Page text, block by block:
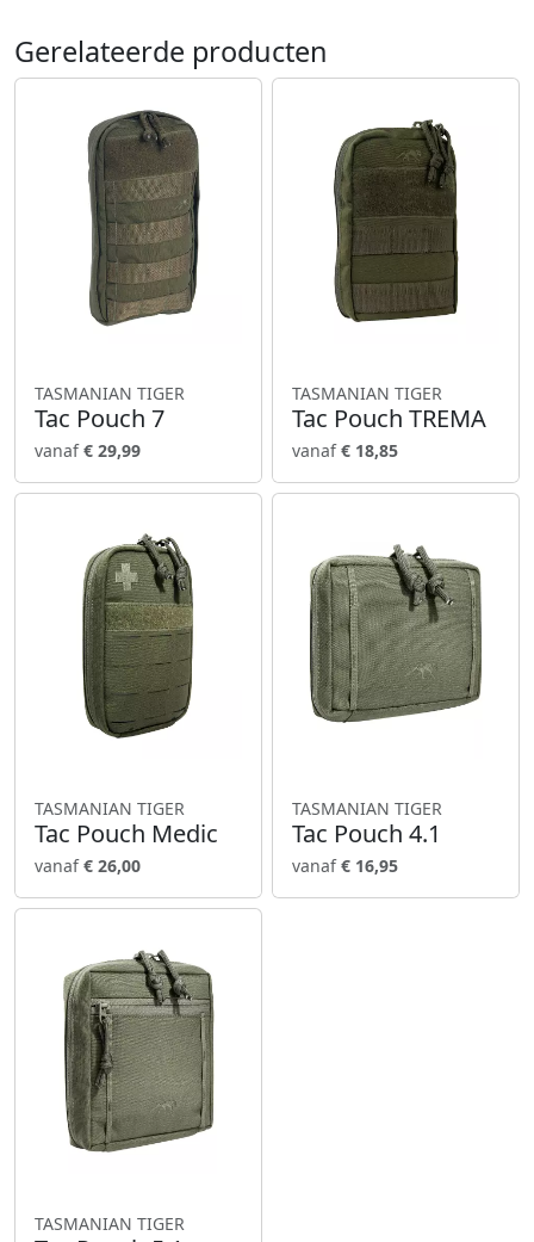
Gerelateerde producten
TASMANIAN TIGER
Tac Pouch 7
vanaf€ 29,99
TASMANIAN TIGER
Tac Pouch TREMA
vanaf€ 18,85
TASMANIAN TIGER
Tac Pouch Medic
vanaf€ 26,00
TASMANIAN TIGER
Tac Pouch 4.1
vanaf€ 16,95
TASMANIAN TIGER